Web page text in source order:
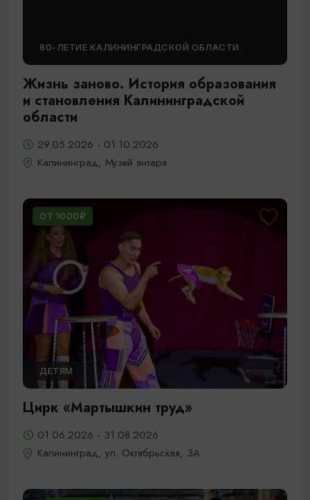
80-ЛЕТИЕ КАЛИНИНГРАДСКОЙ ОБЛАСТИ
Жизнь заново. История образования
и становления Калининградской
области
29.05.2026 - 01.10.2026
Калининград, Музей янтаря
ОТ 1000₽
ДЕТЯМ
Цирк «Мартышкин труд»
01.06.2026 - 31.08.2026
Калининград, ул. Октябрьская, 3А